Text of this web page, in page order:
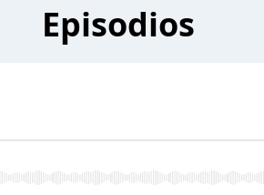
Episodios